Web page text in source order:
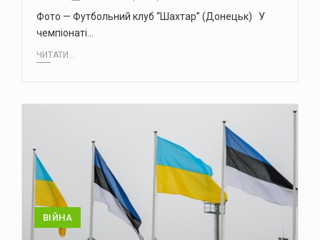
Фото — Футбольний клуб “Шахтар” (Донецьк) У
чемпіонаті…
ЧИТАТИ...
ВІЙНА